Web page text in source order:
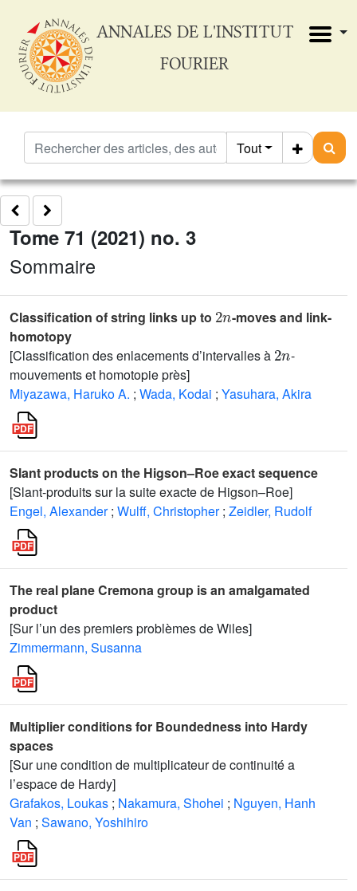
ANNALES DE L'INSTITUT
FOURIER
Tout
Tome 71 (2021) no. 3
Sommaire
Classification of string links up to
-moves and link-
homotopy
[Classification des enlacements d’intervalles à
-
mouvements et homotopie près]
Miyazawa, Haruko A. ; Wada, Kodai ; Yasuhara, Akira
Slant products on the Higson–Roe exact sequence
[Slant-produits sur la suite exacte de Higson–Roe]
Engel, Alexander ; Wulff, Christopher ; Zeidler, Rudolf
The real plane Cremona group is an amalgamated
product
[Sur l’un des premiers problèmes de Wiles]
Zimmermann, Susanna
Multiplier conditions for Boundedness into Hardy
spaces
[Sur une condition de multiplicateur de continuité a
l’espace de Hardy]
Grafakos, Loukas ; Nakamura, Shohei ; Nguyen, Hanh
Van ; Sawano, Yoshihiro